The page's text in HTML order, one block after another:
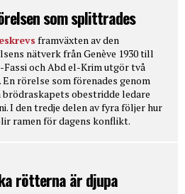
som splittrades
framväxten av den
nätverk från Genève 1930 till
Fassi och Abd el-Krim utgör två
rörelse som förenades genom
obestridde ledare
I den tredje delen av fyra följer hur
ramen för dagens konflikt.
rötterna är djupa